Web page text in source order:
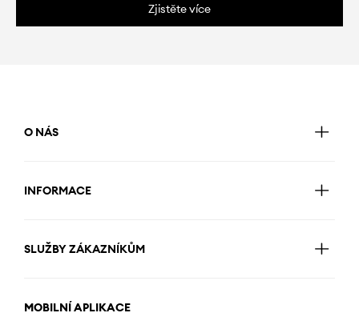
Zjistěte více
O NÁS
INFORMACE
SLUŽBY ZÁKAZNÍKŮM
MOBILNÍ APLIKACE